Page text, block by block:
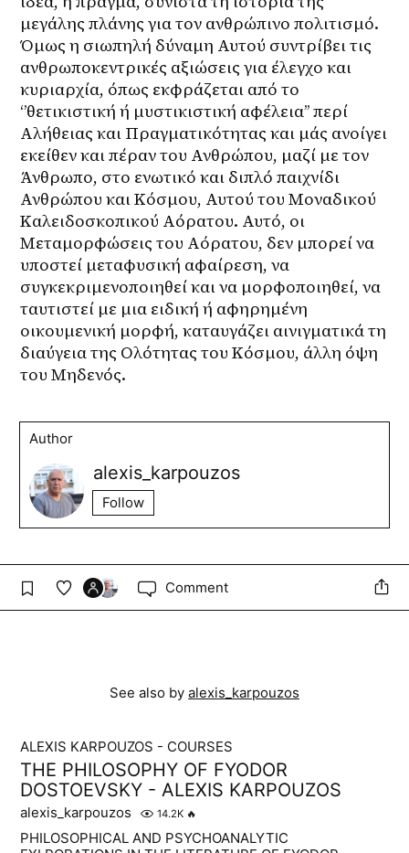
μεγάλης πλάνης για τον ανθρώπινο πολιτισμό.
Όμως η σιωπηλή δύναμη Αυτού συντρίβει τις
ανθρωποκεντρικές αξιώσεις για έλεγχο και
κυριαρχία, όπως εκφράζεται από το
‘’θετικιστική ή μυστικιστική αφέλεια’’ περί
Αλήθειας και Πραγματικότητας και μάς ανοίγει
εκείθεν και πέραν του Ανθρώπου, μαζί με τον
Άνθρωπο, στο ενωτικό και διπλό παιχνίδι
Ανθρώπου και Κόσμου, Αυτού του Μοναδικού
Καλειδοσκοπικού Αόρατου. Αυτό, οι
Μεταμορφώσεις του Αόρατου, δεν μπορεί να
υποστεί μεταφυσική αφαίρεση, να
συγκεκριμενοποιηθεί και να μορφοποιηθεί, να
ταυτιστεί με μια ειδική ή αφηρημένη
οικουμενική μορφή, καταυγάζει αινιγματικά τη
διαύγεια της Ολότητας του Κόσμου, άλλη όψη
του Μηδενός.
Author
alexis_karpouzos
Follow
Comment
See also by alexis_karpouzos
ALEXIS KARPOUZOS - COURSES
THE PHILOSOPHY OF FYODOR
DOSTOEVSKY - ALEXIS KARPOUZOS
alexis_karpouzos 14.2K 🔥
PHILOSOPHICAL AND PSYCHOANALYTIC